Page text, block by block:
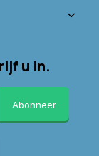
u in.
Abonneer